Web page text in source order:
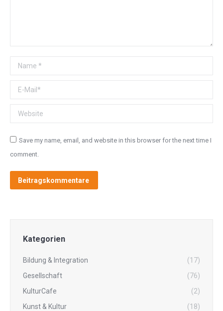
Name *
E-Mail *
Website
Save my name, email, and website in this browser for the next time I
comment.
Beitragskommentare
Kategorien
Bildung & Integration
(17)
Gesellschaft
(76)
KulturCafe
(2)
Kunst & Kultur
(18)